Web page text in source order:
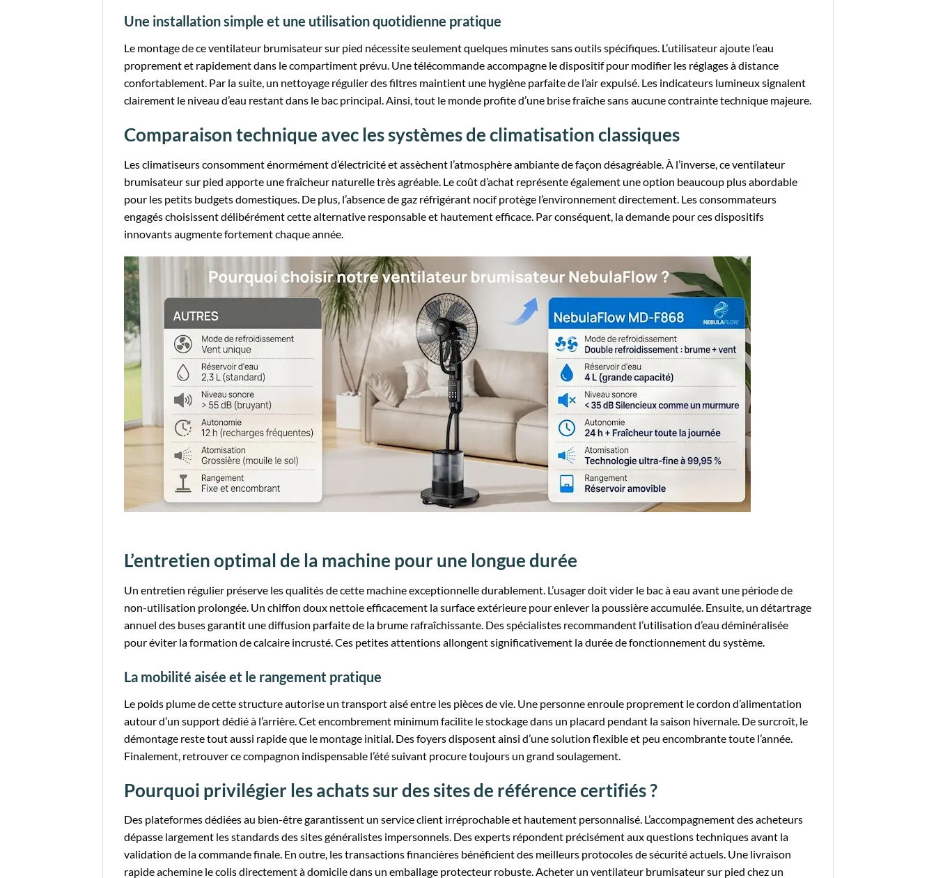
Une installation simple et une utilisation quotidienne pratique
Le montage de ce ventilateur brumisateur sur pied nécessite seulement quelques minutes sans outils spécifiques. L’utilisateur ajoute l’eau
proprement et rapidement dans le compartiment prévu. Une télécommande accompagne le dispositif pour modifier les réglages à distance
confortablement. Par la suite, un nettoyage régulier des filtres maintient une hygiène parfaite de l’air expulsé. Les indicateurs lumineux signalent
clairement le niveau d’eau restant dans le bac principal. Ainsi, tout le monde profite d’une brise fraîche sans aucune contrainte technique majeure.
Comparaison technique avec les systèmes de climatisation classiques
Les climatiseurs consomment énormément d’électricité et assèchent l’atmosphère ambiante de façon désagréable. À l’inverse, ce ventilateur
brumisateur sur pied apporte une fraîcheur naturelle très agréable. Le coût d’achat représente également une option beaucoup plus abordable
pour les petits budgets domestiques. De plus, l’absence de gaz réfrigérant nocif protège l’environnement directement. Les consommateurs
engagés choisissent délibérément cette alternative responsable et hautement efficace. Par conséquent, la demande pour ces dispositifs
innovants augmente fortement chaque année.
L’entretien optimal de la machine pour une longue durée
Un entretien régulier préserve les qualités de cette machine exceptionnelle durablement. L’usager doit vider le bac à eau avant une période de
non-utilisation prolongée. Un chiffon doux nettoie efficacement la surface extérieure pour enlever la poussière accumulée. Ensuite, un détartrage
annuel des buses garantit une diffusion parfaite de la brume rafraîchissante. Des spécialistes recommandent l’utilisation d’eau déminéralisée
pour éviter la formation de calcaire incrusté. Ces petites attentions allongent significativement la durée de fonctionnement du système.
La mobilité aisée et le rangement pratique
Le poids plume de cette structure autorise un transport aisé entre les pièces de vie. Une personne enroule proprement le cordon d’alimentation
autour d’un support dédié à l’arrière. Cet encombrement minimum facilite le stockage dans un placard pendant la saison hivernale. De surcroît, le
démontage reste tout aussi rapide que le montage initial. Des foyers disposent ainsi d’une solution flexible et peu encombrante toute l’année.
Finalement, retrouver ce compagnon indispensable l’été suivant procure toujours un grand soulagement.
Pourquoi privilégier les achats sur des sites de référence certifiés ?
Des plateformes dédiées au bien-être garantissent un service client irréprochable et hautement personnalisé. L’accompagnement des acheteurs
dépasse largement les standards des sites généralistes impersonnels. Des experts répondent précisément aux questions techniques avant la
validation de la commande finale. En outre, les transactions financières bénéficient des meilleurs protocoles de sécurité actuels. Une livraison
rapide achemine le colis directement à domicile dans un emballage protecteur robuste. Acheter un ventilateur brumisateur sur pied chez un